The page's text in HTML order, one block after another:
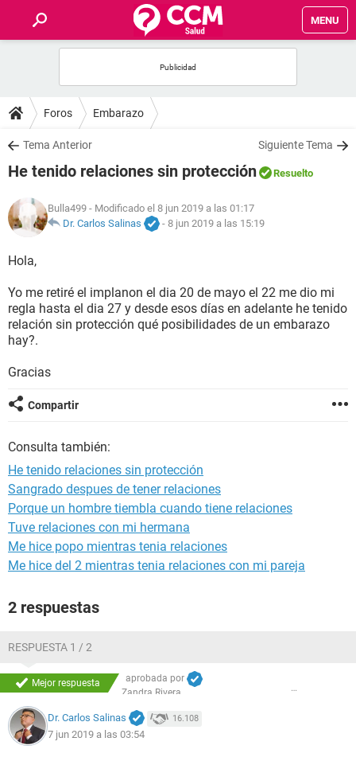
MENU
FOROS
SALUD
NUTRICIÓN
BIENESTAR
SEXUALIDAD
GLOSARIO
Foros Embarazo
Tema Anterior Siguiente Tema
He tenido relaciones sin protección Resuelto
Bulla499 - Modificado el 8 jun 2019 a las 01:17
Dr. Carlos Salinas
- 8 jun 2019 a las 15:19
Hola,
Yo me retiré el implanon el dia 20 de mayo el 22 me dio mi
regla hasta el dia 27 y desde esos días en adelante he tenido
relación sin protección qué posibilidades de un embarazo
hay?.
Gracias
Compartir
Consulta también:
He tenido relaciones sin protección
Sangrado despues de tener relaciones
Porque un hombre tiembla cuando tiene relaciones
Tuve relaciones con mi hermana
Me hice popo mientras tenia relaciones
Me hice del 2 mientras tenia relaciones con mi pareja
2 respuestas
RESPUESTA 1 / 2
Mejor respuesta
aprobada por
Zandra Rivera
Dr. Carlos Salinas 16.108
7 jun 2019 a las 03:54